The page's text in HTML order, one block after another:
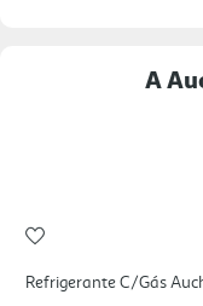
A
Refrigerante C/gás